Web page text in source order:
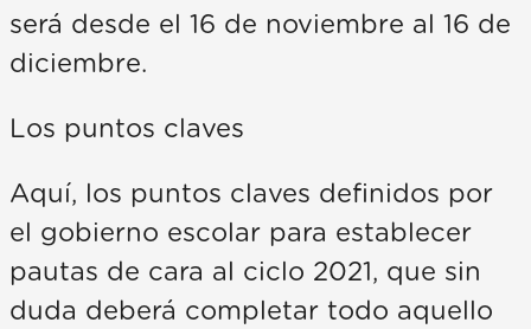
será desde el 16 de noviembre al 16 de
diciembre.
Los puntos claves
Aquí, los puntos claves definidos por
el gobierno escolar para establecer
pautas de cara al ciclo 2021, que sin
duda deberá completar todo aquello